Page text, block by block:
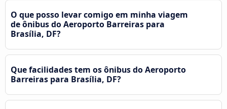
O que posso levar comigo em minha viagem
de ônibus do Aeroporto Barreiras para
Brasília, DF?
Que facilidades tem os ônibus do Aeroporto
Barreiras para Brasília, DF?